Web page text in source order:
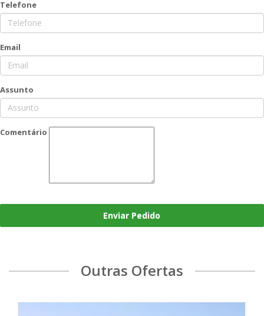
Telefone
Email
Assunto
Comentário
Enviar Pedido
Outras Ofertas